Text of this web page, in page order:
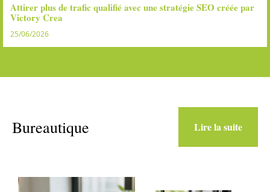
Attirer plus de trafic qualifié avec une stratégie SEO créée par
Victory Crea
25/06/2026
Bureautique Lire la suite